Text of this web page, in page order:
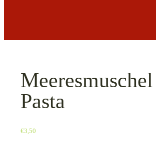
Meeresmuschel
Pasta
€3,50